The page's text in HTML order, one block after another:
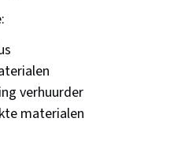
verhuurder
materialen